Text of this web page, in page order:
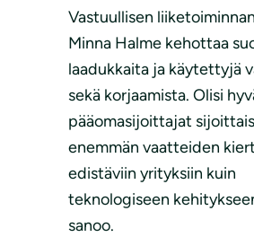
Vastuullisen
Minna Halme kehottaa
laadukkaita ja käytettyjä
sekä korjaamista. Olisi
pääomasijoittajat
enemmän vaatteiden
edistäviin yrityksiin kuin
teknologiseen
sanoo.